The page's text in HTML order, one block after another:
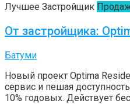
Лучшее Застройщик
От застройщика:
Батуми
Новый проект Optima
сервис и пешая
10% годовых. Действует